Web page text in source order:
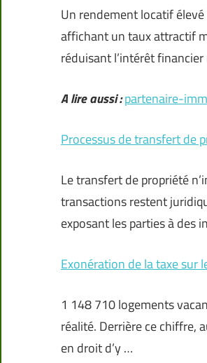
Un rendement locatif
affichant un taux attractif
réduisant l’intérêt
A lire aussi :partenaire-
Processus de transfert de
Le transfert de propriété
transactions restent
exposant les parties à des
Exonération de la taxe sur
1 148 710 logements
réalité. Derrière ce chiffre,
en droit d’y …